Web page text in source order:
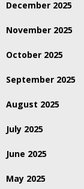
December 2025
November 2025
October 2025
September 2025
August 2025
July 2025
June 2025
May 2025